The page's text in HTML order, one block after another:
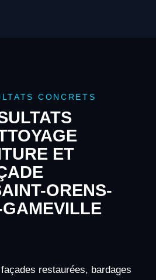
CONCRETS
ET
ORENS-
GAMEVILLE
restaurées, bardages